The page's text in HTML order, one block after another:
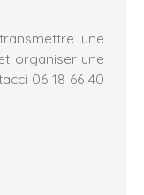
une
organiser une
06 18 66 40